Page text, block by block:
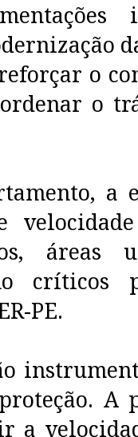
o
o
áreas
críticos
PE.
A
a